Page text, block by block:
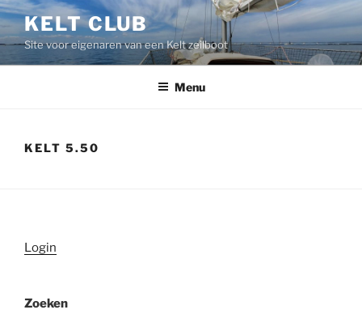
Ga
de
inhoud
KELT CLUB
Site voor eigenaren van een Kelt zeilboot
Menu
KELT 5.50
Login
Zoeken